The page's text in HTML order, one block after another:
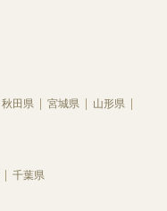
秋田県 宮城県
山形県
千葉県